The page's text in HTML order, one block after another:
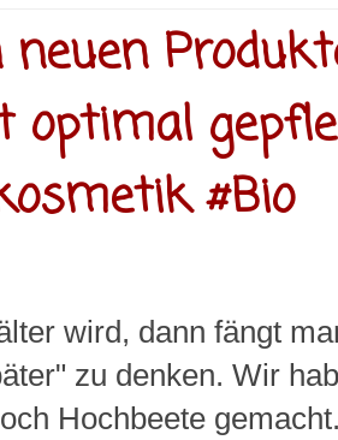
optimal
#Bio
wird, dann fängt
zu denken. Wir
Hochbeete